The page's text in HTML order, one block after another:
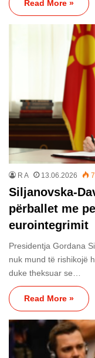
Read More »
R A 13.06.2026
Siljanovska-
përballet me
eurointegrimit
Presidentja Gordana
nuk mund të rishikojë
duke theksuar se…
Read More »